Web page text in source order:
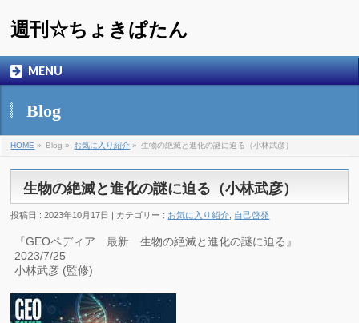
週刊☆ちょきぱたん
MENU
Blog
HOME » Blog » お気に入り紹介 » 生物の絶滅と進化の謎に迫る（小林武彦）
生物の絶滅と進化の謎に迫る（小林武彦）
投稿日 : 2023年10月17日 | カテゴリー : お気に入り紹介 自己啓発
『GEOペディア 最新 生物の絶滅と進化の謎に迫る』
2023/7/25
小林武彦 (監修)